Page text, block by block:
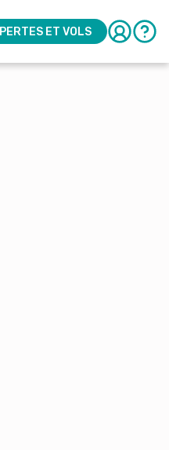
PERTES ET VOLS